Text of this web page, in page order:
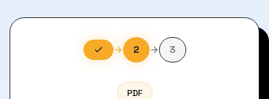
2 3
PDF